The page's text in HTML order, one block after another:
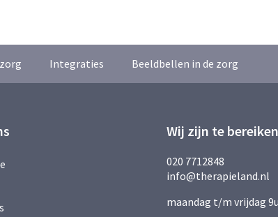
Integraties Beeldbellen in de zorg
Wij zijn te
020 7712848
info@therapieland.nl
maandag t/m vrijdag